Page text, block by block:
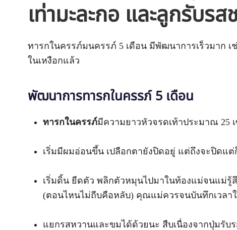
เท่ามะละกอ และลูกรับร
ทารกในครรภ์มนครรภ์ 5 เดือน มีพัฒนาการเร็วมาก
ในเหงือกแล้ว
พัฒนาการทารกในครรภ์ 5 เดือน
ทารกในครรภ์มีความยาวหัวจรดเท้าประมาณ 25
เริ่มมีผมอ่อนขึ้น เปลือกตายังปิดอยู่ แต่ถึงจะปิดแ
เริ่มดิ้น ยืดตัว พลิกตัวหมุนไปมาในท้องแม่จนแม่รู้
(ตอนไหนไม่ถีบคือหลับ) คุณแม่ควรจนบันทึกเวลา
แยกรสหวานและขมได้ด้วยนะ สืบเนื่องจากปุ่มรั